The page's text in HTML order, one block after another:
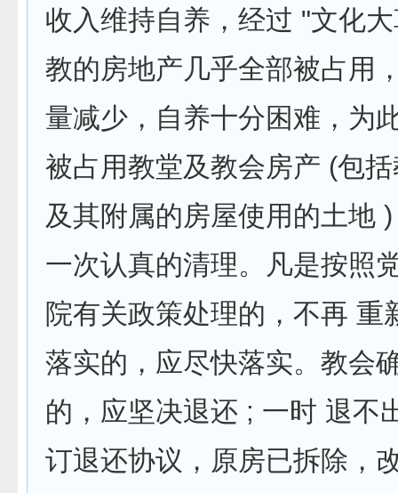
收入维持自养，经过 "文化
教的房地产几乎全部被占用
量减少，自养十分困难，为
被占用教堂及教会房产 (包
及其附属的房屋使用的土地
一次认真的清理。凡是按照
院有关政策处理的，不再 重
落实的，应尽快落实。教会
的，应坚决退还 ; 一时 退不
订退还协议，原房已拆除，